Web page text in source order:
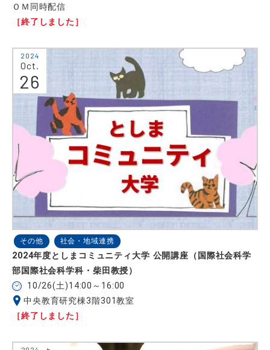
ＯＭ同時配信
［終了しました］
2024
Oct.
26
その他 社会・地域連携
2024年度としまコミュニティ大学 公開講座（国際社会科学
部国際社会科学科・柴田教授）
10/26(土)14:00～16:00
中央教育研究棟3階301教室
［終了しました］